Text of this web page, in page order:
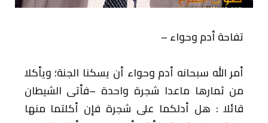
تفاحة أدم وحواء –
أمر الله سبحانه أدم وحواء أن يسكنا الجنة؛ ويأكلا
من ثمارها ماعدا شجرة واحدة –فأتى الشيطان
قائلا : هل أدلكما على شجرة فإن أكلتما منها